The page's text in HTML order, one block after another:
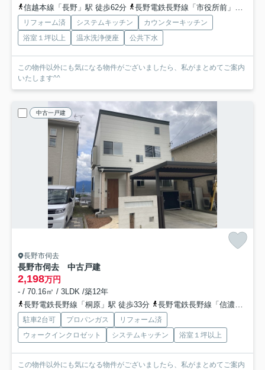
信越本線「長野」駅 徒歩62分
長野電鉄長野線「市役所前」駅 徒歩64分
リフォーム済 システムキッチン
カウンターキッチン
浴室１坪以上
温水洗浄便座 公共下水
この物件以外にも気になる物件がございましたら、私がまとめてご案内
いたします^^
中古一戸建
長野市伺去
長野市伺去 中古戸建
2,198万円
- / 70.16㎡ / 3LDK /築12年
長野電鉄長野線「桐原」駅 徒歩33分
長野電鉄長野線「信濃吉田」駅 徒歩39分
駐車2台可 プロパンガス
リフォーム済
ウォークインクロゼット
システムキッチン 浴室１坪以上
この物件以外にも気になる物件がございましたら、私がまとめてご案内